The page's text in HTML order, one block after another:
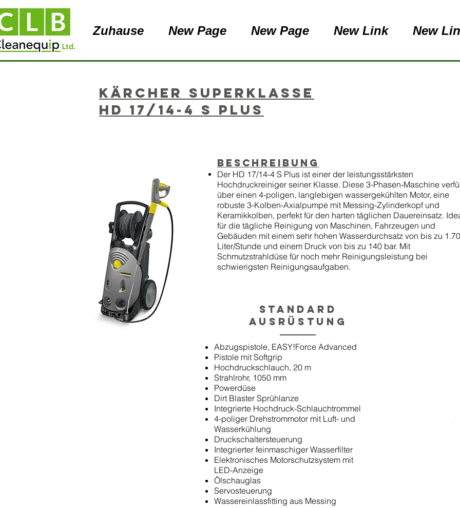
Zuhause New Page New Page New Link New
Kärcher Superklasse
HD 17/14-4 s plus
Beschreibung
Standard
Ausrüstung
Abzugspistole, EASY!Force Advanced
Pistole mit Softgrip
Hochdruckschlauch, 20 m
Strahlrohr, 1050 mm
Powerdüse
Dirt Blaster Sprühlanze
Integrierte Hochdruck-Schlauchtrommel
4-poliger Drehstrommotor mit Luft- und
Wasserkühlung
Druckschaltersteuerung
Integrierter feinmaschiger Wasserfilter
Elektronisches Motorschutzsystem mit
LED-Anzeige
Ölschauglas
Servosteuerung
Wassereinlassfitting aus Messing
Der HD 17/14-4 S Plus ist einer der leistungsstärksten
Hochdruckreiniger seiner Klasse. Diese 3-Phasen-Maschine
über einen 4-poligen, langlebigen wassergekühlten Motor, eine
robuste 3-Kolben-Axialpumpe mit Messing-Zylinderkopf und
Keramikkolben, perfekt für den harten täglichen Dauereinsatz.
für die tägliche Reinigung von Maschinen, Fahrzeugen und
Gebäuden mit einem sehr hohen Wasserdurchsatz von bis zu
Liter/Stunde und einem Druck von bis zu 140 bar. Mit
Schmutzstrahldüse für noch mehr Reinigungsleistung bei
schwierigsten Reinigungsaufgaben.